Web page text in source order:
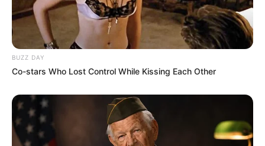
BUZZ DAY
Co-stars Who Lost Control While Kissing Each Other